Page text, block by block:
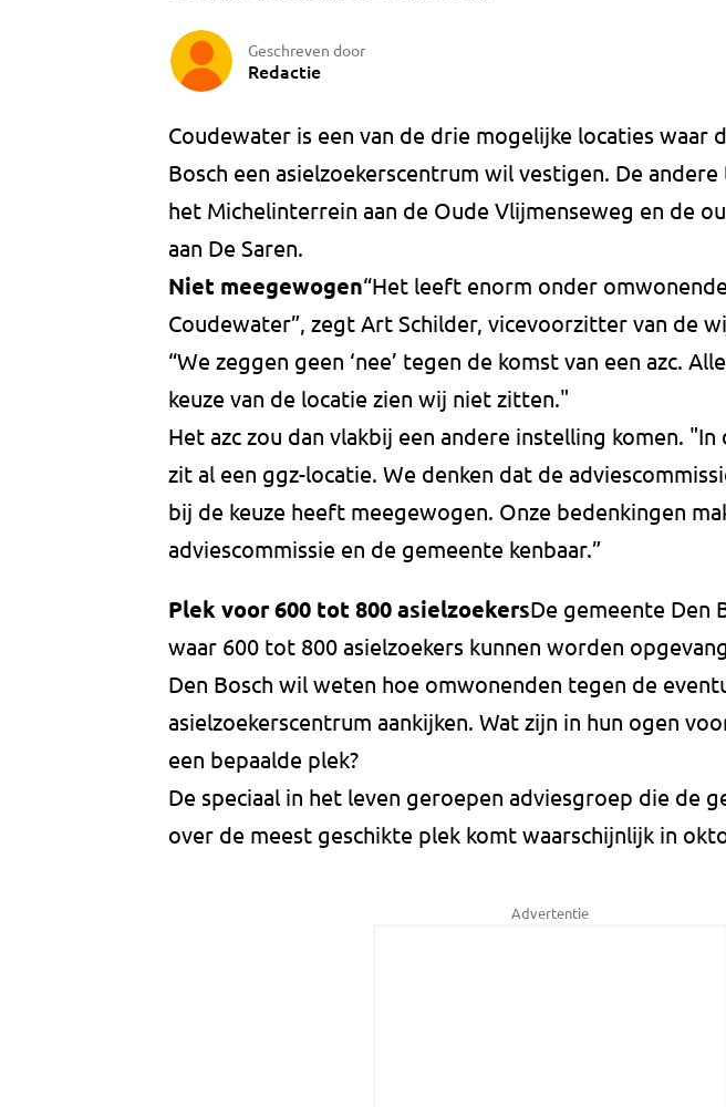
Geschreven door
Redactie
Coudewater is een van de drie mogelijke locaties waar
Bosch een asielzoekerscentrum wil vestigen. De
het Michelinterrein aan de Oude Vlijmenseweg en de
aan De Saren.
Niet meegewogen“Het leeft enorm onder
Coudewater”, zegt Art Schilder, vicevoorzitter van de
“We zeggen geen ‘nee’ tegen de komst van een azc.
keuze van de locatie zien wij niet zitten."
Het azc zou dan vlakbij een andere instelling komen.
zit al een ggz-locatie. We denken dat de
bij de keuze heeft meegewogen. Onze bedenkingen
adviescommissie en de gemeente kenbaar.”
Plek voor 600 tot 800 asielzoekersDe gemeente Den
waar 600 tot 800 asielzoekers kunnen worden
Den Bosch wil weten hoe omwonenden tegen de
asielzoekerscentrum aankijken. Wat zijn in hun ogen
een bepaalde plek?
De speciaal in het leven geroepen adviesgroep die de
over de meest geschikte plek komt waarschijnlijk in
Advertentie